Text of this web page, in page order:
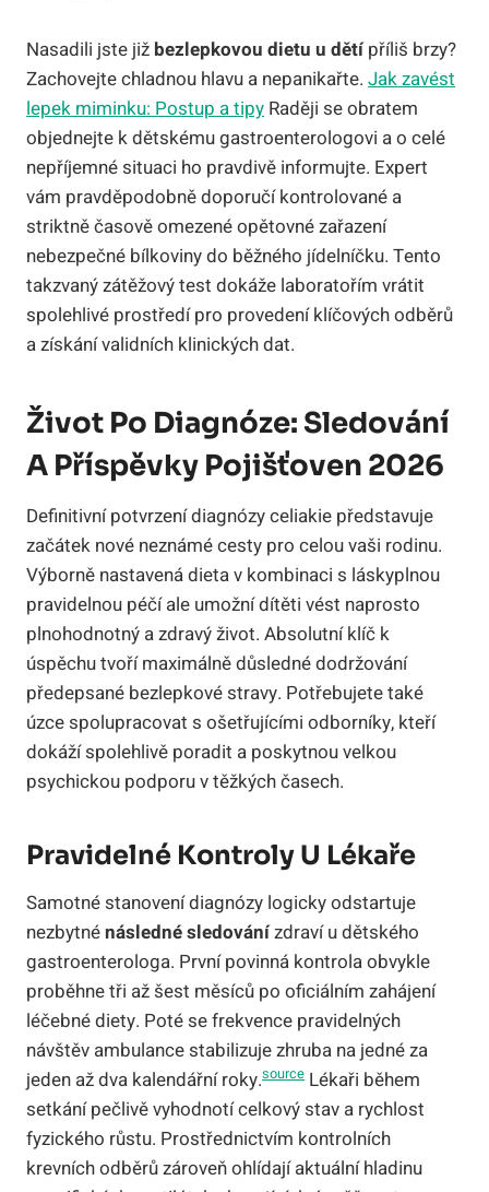
Nasadili jste již bezlepkovou dietu u dětípříliš brzy?
Zachovejte chladnou hlavu a nepanikařte. Jak zavést
lepek miminku: Postup a tipy Raději se obratem
objednejte k dětskému gastroenterologovi a o celé
nepříjemné situaci ho pravdivě informujte. Expert
vám pravděpodobně doporučí kontrolované a
striktně časově omezené opětovné zařazení
nebezpečné bílkoviny do běžného jídelníčku. Tento
takzvaný zátěžový test dokáže laboratořím vrátit
spolehlivé prostředí pro provedení klíčových odběrů
a získání validních klinických dat.
Život Po Diagnóze: Sledování
A Příspěvky Pojišťoven 2026
Definitivní potvrzení diagnózy celiakie představuje
začátek nové neznámé cesty pro celou vaši rodinu.
Výborně nastavená dieta v kombinaci s láskyplnou
pravidelnou péčí ale umožní dítěti vést naprosto
plnohodnotný a zdravý život. Absolutní klíč k
úspěchu tvoří maximálně důsledné dodržování
předepsané bezlepkové stravy. Potřebujete také
úzce spolupracovat s ošetřujícími odborníky, kteří
dokáží spolehlivě poradit a poskytnou velkou
psychickou podporu v těžkých časech.
Pravidelné Kontroly U Lékaře
Samotné stanovení diagnózy logicky odstartuje
nezbytnénásledné sledovánízdraví u dětského
gastroenterologa. První povinná kontrola obvykle
proběhne tři až šest měsíců po oficiálním zahájení
léčebné diety. Poté se frekvence pravidelných
návštěv ambulance stabilizuje zhruba na jedné za
jeden až dva kalendářní roky.source Lékaři během
setkání pečlivě vyhodnotí celkový stav a rychlost
fyzického růstu. Prostřednictvím kontrolních
krevních odběrů zároveň ohlídají aktuální hladinu